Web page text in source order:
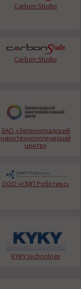
Carbon Studio
Carbon Studio
ЗАО «Зеленоградский
нанотехнологический
центр»
ООО «СМП Роботикс»
KYKY technology